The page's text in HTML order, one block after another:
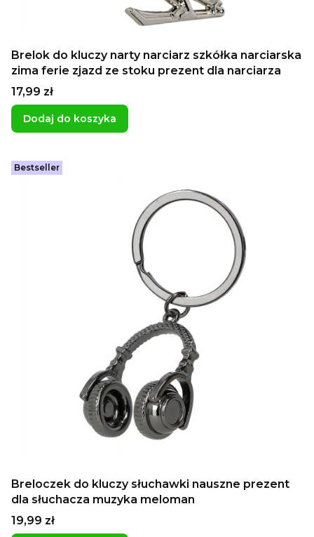
Brelok do kluczy narty narciarz szkółka narciarska
zima ferie zjazd ze stoku prezent dla narciarza
Cena
17,99 zł
Dodaj do koszyka
Bestseller
Breloczek do kluczy słuchawki nauszne prezent
dla słuchacza muzyka meloman
Cena
19,99 zł